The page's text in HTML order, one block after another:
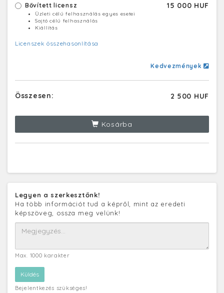
Bővített licensz 15 000 HUF
Üzleti célú felhasználás egyes esetei
Sajtó célú felhasználás
Kiállítás
Licenszek összehasonlítása
Kedvezmények
Összesen: 2 500 HUF
Kosárba
Legyen a szerkesztőnk!
Ha több információt tud a képről, mint az eredeti
képszöveg, ossza meg velünk!
Max. 1000 karakter
Bejelentkezés szükséges!